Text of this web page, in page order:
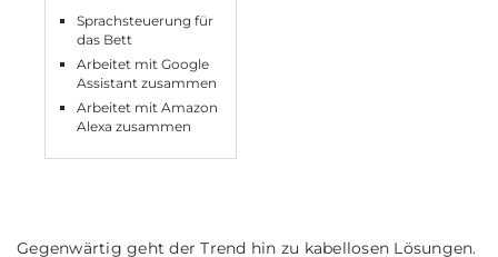
Sprachsteuerung für
das Bett
Arbeitet mit Google
Assistant zusammen
Arbeitet mit Amazon
Alexa zusammen
Gegenwärtig geht der Trend hin zu kabellosen Lösungen.